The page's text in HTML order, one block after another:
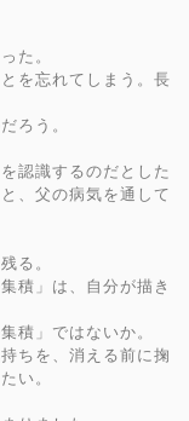
た。
を忘れてしまう。長
ろう。
認識するのだとした
、父の病気を通して
る。
積」は、自分が描き
積」ではないか。
ちを、消える前に掬
い。